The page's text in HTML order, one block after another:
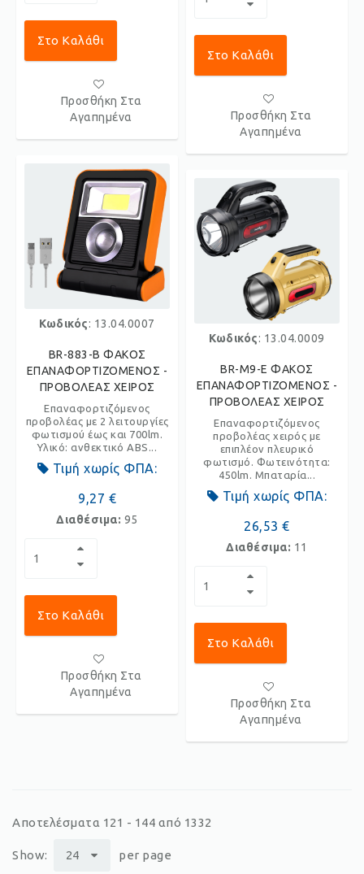
Στο Καλάθι
Προσθήκη Στα
Αγαπημένα
Κωδικός: 13.04.0007
BR-883-B ΦΑΚΟΣ
ΕΠΑΝΑΦΟΡΤΙΖΟΜΕΝΟΣ -
ΠΡΟΒΟΛΕΑΣ ΧΕΙΡΟΣ
Επαναφορτιζόμενος
προβολέας με 2 λειτουργίες
φωτισμού έως και 700lm.
Υλικό: ανθεκτικό ABS...
Τιμή χωρίς ΦΠΑ:
9,27 €
Διαθέσιμα: 95
Στο Καλάθι
Προσθήκη Στα
Αγαπημένα
Στο Καλάθι
Προσθήκη Στα
Αγαπημένα
Κωδικός: 13.04.0009
BR-M9-E ΦΑΚΟΣ
ΕΠΑΝΑΦΟΡΤΙΖΟΜΕΝΟΣ -
ΠΡΟΒΟΛΕΑΣ ΧΕΙΡΟΣ
Επαναφορτιζόμενος
προβολέας χειρός με
επιπλέον πλευρικό
φωτισμό. Φωτεινότητα:
450lm. Μπαταρία...
Τιμή χωρίς ΦΠΑ:
26,53 €
Διαθέσιμα: 11
Στο Καλάθι
Προσθήκη Στα
Αγαπημένα
Αποτελέσματα 121 - 144 από 1332
Show: 24 per page